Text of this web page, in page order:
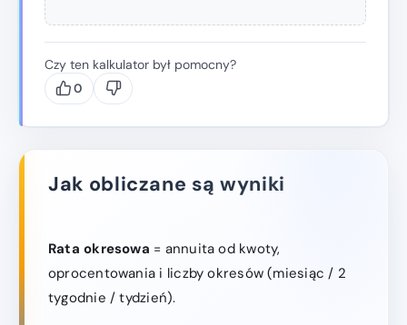
Czy ten kalkulator był pomocny?
0
Jak obliczane są wyniki
Rata okresowa = annuita od kwoty,
oprocentowania i liczby okresów (miesiąc / 2
tygodnie / tydzień).